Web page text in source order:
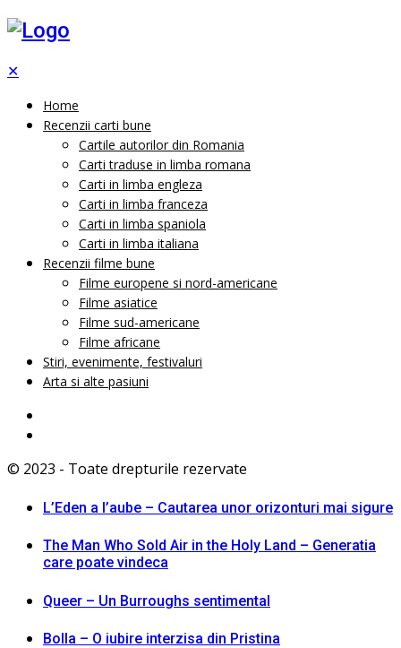
✕
Home
Recenzii carti bune
Cartile autorilor din Romania
Carti traduse in limba romana
Carti in limba engleza
Carti in limba franceza
Carti in limba spaniola
Carti in limba italiana
Recenzii filme bune
Filme europene si nord-americane
Filme asiatice
Filme sud-americane
Filme africane
Stiri, evenimente, festivaluri
Arta si alte pasiuni
© 2023 - Toate drepturile rezervate
L’Eden a I’aube – Cautarea unor orizonturi mai sigure
The Man Who Sold Air in the Holy Land – Generatia
care poate vindeca
Queer – Un Burroughs sentimental
Bolla – O iubire interzisa din Pristina